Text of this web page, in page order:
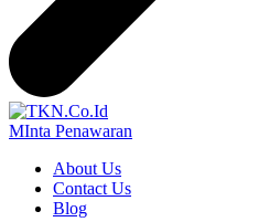
MInta Penawaran
About Us
Contact Us
Blog